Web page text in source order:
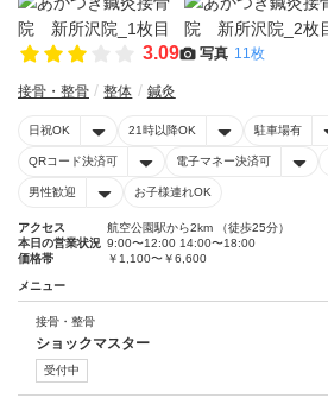
3.09 写真 11枚
接骨・整骨 整体 鍼灸
日祝OK 21時以降OK 駐車場有
QRコード決済可 電子マネー決済可
男性歓迎 お子様連れOK
アクセス
航空公園駅から2km （徒歩25分）
本日の営業状況 9:00〜12:00 14:00〜18:00
価格帯
￥1,100〜￥6,600
メニュー
接骨・整骨
ショックマスター
受付中